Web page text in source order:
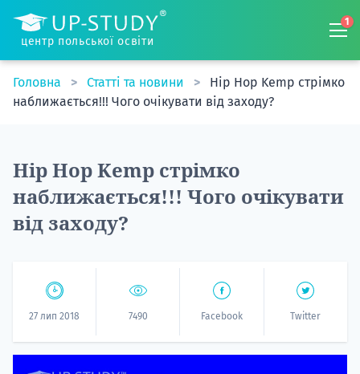
центр польської освіти
1
Головна Статті та новини
Hip Hop Kemp стрімко
наближається!!! Чого очікувати від заходу?
Hip Hop Kemp стрімко
наближається!!! Чого очікувати
від заходу?
27 лип 2018 7490 Facebook Twitter